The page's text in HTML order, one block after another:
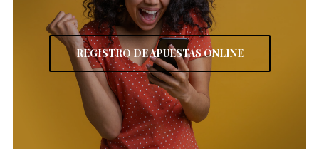
REGISTRO DE APUESTAS ONLINE